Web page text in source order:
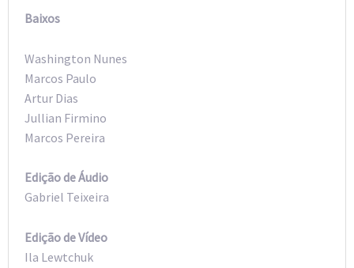
Baixos
Washington Nunes
Marcos Paulo
Artur Dias
Jullian Firmino
Marcos Pereira
Edição de Áudio
Gabriel Teixeira
Edição de Vídeo
Ila Lewtchuk